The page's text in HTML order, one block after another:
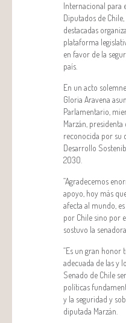
Internacional para
Diputados de
destacadas
plataforma
en favor de la
país.
En un acto
Gloria Aravena
Parlamentario,
Marzán, presidenta
reconocida por su
Desarrollo
2030.
“Agradecemos
apoyo, hoy más
afecta al mundo,
por Chile sino por
sostuvo la
“Es un gran honor
adecuada de las y
Senado de Chile
políticas
y la seguridad y
diputada Marzán.